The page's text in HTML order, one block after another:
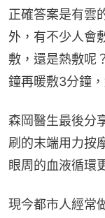
正確答案是有雲
外，有不少人會
敷，還是熱敷呢
鐘再暖敷3分鐘
森岡醫生最後分
刷的末端用力按
眼周的血液循環
現今都市人經常